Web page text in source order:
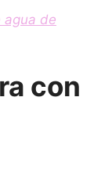
agua de
con